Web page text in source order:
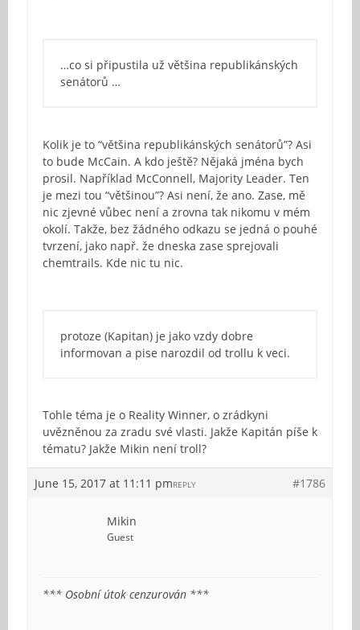
…co si připustila už většina republikánských
senátorů …
Kolik je to “většina republikánských senátorů”? Asi
to bude McCain. A kdo ještě? Nějaká jména bych
prosil. Například McConnell, Majority Leader. Ten
je mezi tou “většinou”? Asi není, že ano. Zase, mě
nic zjevné vůbec není a zrovna tak nikomu v mém
okolí. Takže, bez žádného odkazu se jedná o pouhé
tvrzení, jako např. že dneska zase sprejovali
chemtrails. Kde nic tu nic.
protoze (Kapitan) je jako vzdy dobre
informovan a pise narozdil od trollu k veci.
Tohle téma je o Reality Winner, o zrádkyni
uvězněnou za zradu své vlasti. Jakže Kapitán píše k
tématu? Jakže Mikin není troll?
June 15, 2017 at 11:11 pm #1786
REPLY
Mikin
Guest
*** Osobní útok cenzurován ***